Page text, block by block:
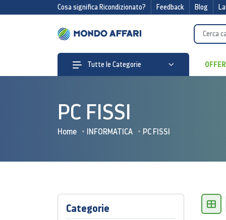
Cosa significa Ricondizionato? Feedback Blog
Tutte le Categorie
PC FISSI
Home INFORMATICA PC FISSI
Categorie